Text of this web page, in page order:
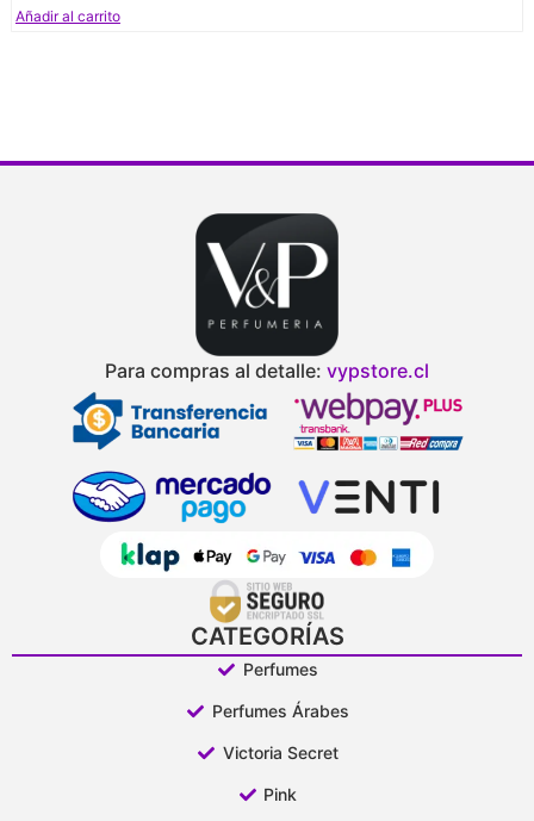
Añadir al carrito
Para compras al detalle: vypstore.cl
CATEGORÍAS
Perfumes
Perfumes Árabes
Victoria Secret
Pink